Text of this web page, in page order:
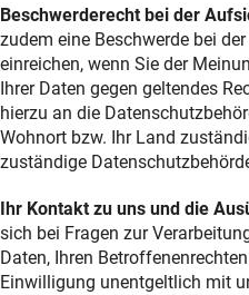
Beschwerderecht bei der
zudem eine Beschwerde bei
einreichen, wenn Sie der
Ihrer Daten gegen geltendes
hierzu an die
Wohnort bzw. Ihr Land
zuständige
Ihr Kontakt zu uns und die
sich bei Fragen zur
Daten, Ihren
Einwilligung unentgeltlich mit